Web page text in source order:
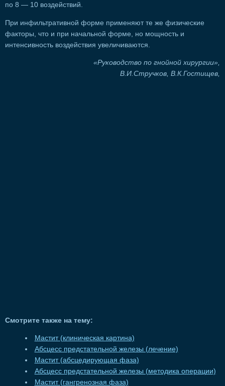
по 8 — 10 воздействий.
При инфильтративной форме применяют те же физические
факторы, что и при начальной форме, но мощность и
интенсивность воздействия увеличиваются.
«Руководство по гнойной хирургии»,
В.И.Стручков, В.К.Гостищев,
Смотрите также на тему:
Мастит (клиническая картина)
Абсцесс предстательной железы (лечение)
Мастит (абсцедирующая фаза)
Абсцесс предстательной железы (методика операции)
Мастит (гангренозная фаза)